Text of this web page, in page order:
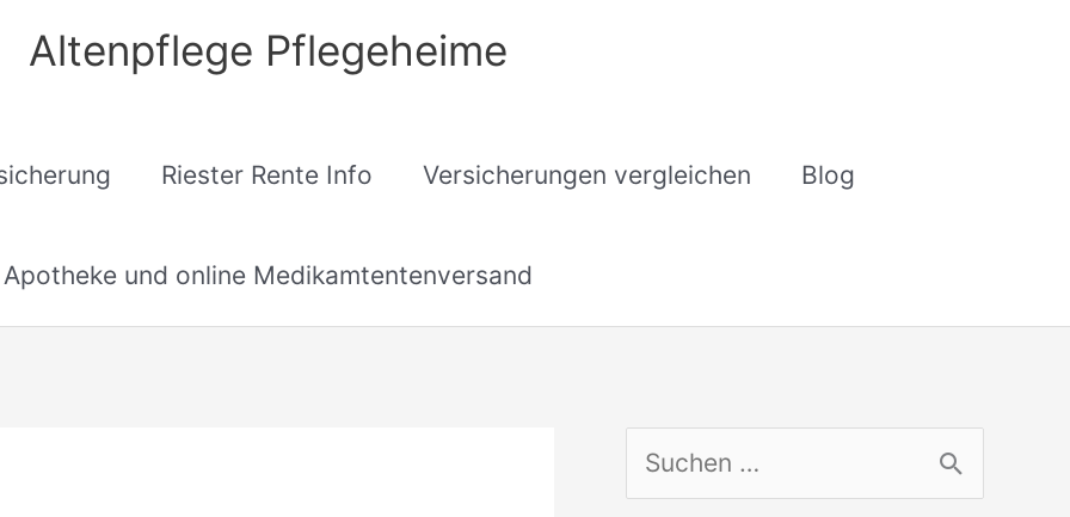
Altenpflege Pflegeheime
Riester Rente Info Versicherungen vergleichen Blog
Apotheke und online Medikamtentenversand
u